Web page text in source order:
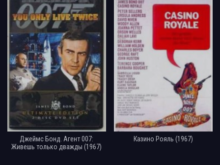
Джеймс Бонд. Агент 007:
Живешь только дважды (1967)
Казино Рояль (1967)